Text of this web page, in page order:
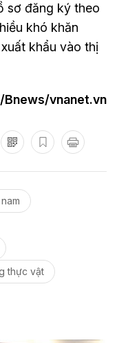
sơ đăng ký theo
khó khăn
khẩu vào thị
Bnews/vnanet.vn
thực vật